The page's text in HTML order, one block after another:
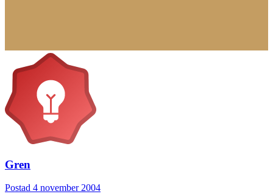
Gren
Postad 4 november 2004